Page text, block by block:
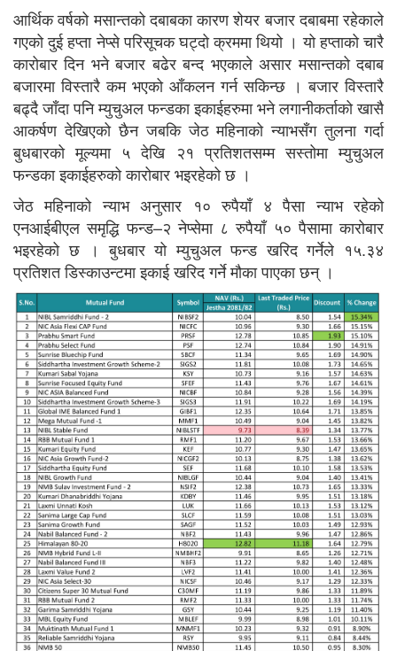
आर्थिक वर्षको मसान्तको दबाबका कारण शेयर बजार दबाबमा रहेकाले
गएको दुई हप्ता नेप्से परिसूचक घट्दो क्रममा थियो । यो हप्ताको चारै
कारोबार दिन भने बजार बढेर बन्द भएकाले असार मसान्तको दबाब
बजारमा विस्तारै कम भएको आँकलन गर्न सकिन्छ । बजार विस्तारै
बढ्दै जाँदा पनि म्युचुअल फन्डका इकाईहरुमा भने लगानीकर्ताको खासै
आकर्षण देखिएको छैन जबकि जेठ महिनाको न्याभसँग तुलना गर्दा
बुधबारको मूल्यमा ५ देखि २१ प्रतिशतसम्म सस्तोमा म्युचुअल
फन्डका इकाईहरुको कारोबार भइरहेको छ ।
जेठ महिनाको न्याभ अनुसार १० रुपैयाँ ४ पैसा न्याभ रहेको
एनआईबीएल समृद्धि फन्ड–२ नेप्सेमा ८ रुपैयाँ ५० पैसामा कारोबार
भइरहेको छ । बुधबार यो म्युचुअल फन्ड खरिद गर्नेले १५.३४
प्रतिशत डिस्काउन्टमा इकाई खरिद गर्ने मौका पाएका छन् ।